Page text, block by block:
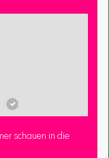
schauen in die